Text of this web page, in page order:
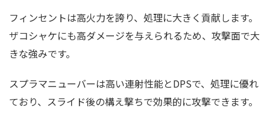
フィンセントは高火力を誇り、処理に大きく貢献します。
ザコシャケにも高ダメージを与えられるため、攻撃面で大
きな強みです。
スプラマニューバーは高い連射性能とDPSで、処理に優れ
ており、スライド後の構え撃ちで効果的に攻撃できます。